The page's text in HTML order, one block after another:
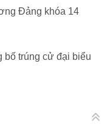
Đảng khóa 14
bố trúng cử đại biểu